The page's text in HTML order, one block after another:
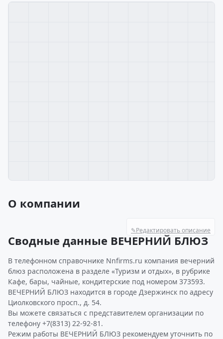
О компании
✎Редактировать описание
Сводные данные ВЕЧЕРНИЙ БЛЮЗ
В телефонном справочнике Nnfirms.ru компания вечерний
блюз расположена в разделе «Туризм и отдых», в рубрике
Кафе, бары, чайные, кондитерские под номером 373593.
ВЕЧЕРНИЙ БЛЮЗ находится в городе Дзержинск по адресу
Циолковского просп., д. 54.
Вы можете связаться с представителем организации по
телефону +7(8313) 22-92-81.
Режим работы ВЕЧЕРНИЙ БЛЮЗ рекомендуем уточнить по